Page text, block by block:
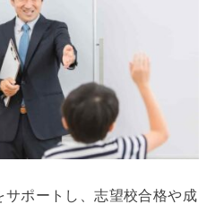
サポートし、志望校合格や成